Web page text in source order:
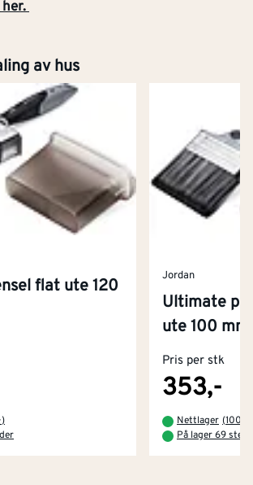
her.
av hus
flat ute 120
)
Jordan
Ultimate
ute 100 mm
Pris per stk
353,-
Nettlager (100+
På lager 69